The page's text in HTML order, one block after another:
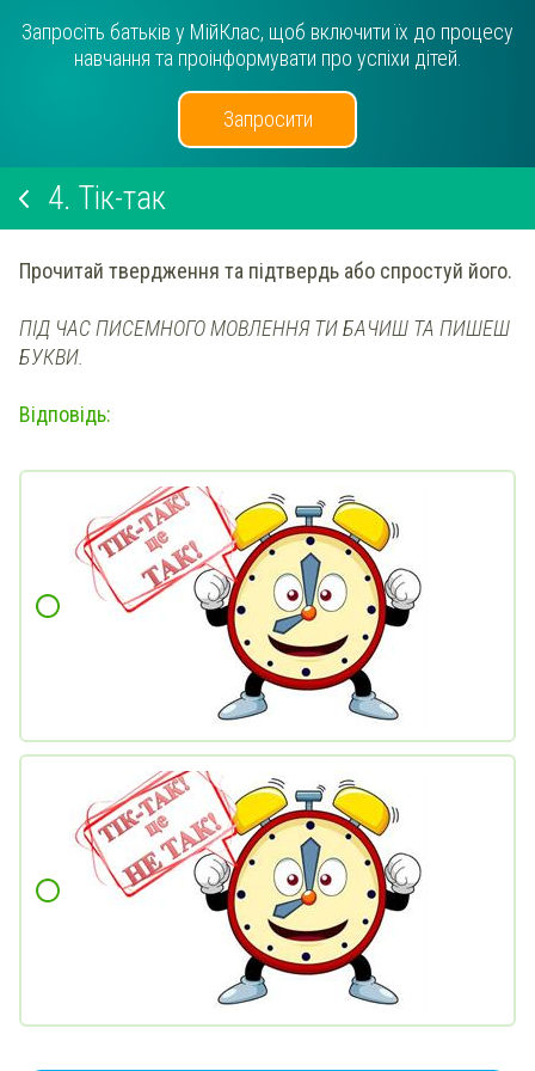
Запросіть батьків у МійКлас, щоб включити їх до процесу
навчання та проінформувати про успіхи дітей.
Запросити
4. Тік-так
Прочитай твердження та підтвердь або спростуй його.
ПІД ЧАС ПИСЕМНОГО МОВЛЕННЯ ТИ БАЧИШ ТА ПИШЕШ
БУКВИ.
Відповідь: